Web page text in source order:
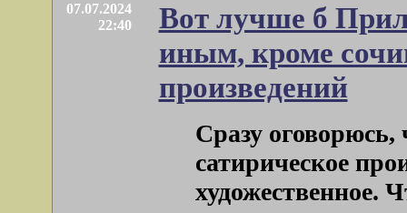
07.07.2024
22:40
Вот лучше б
иным, кроме
произведений
Сразу
сатирическое
художественное.